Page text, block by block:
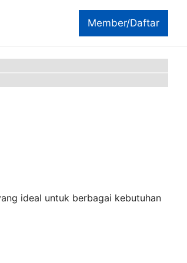
Member/Daftar
ideal untuk berbagai kebutuhan